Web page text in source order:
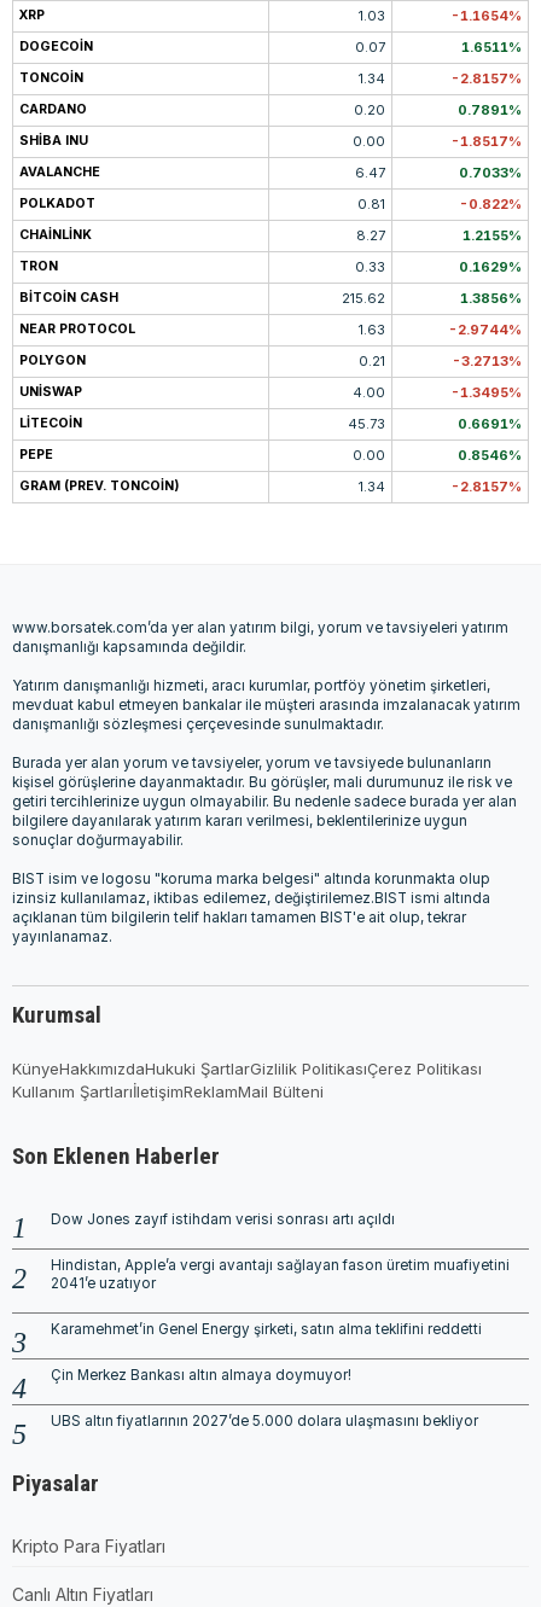
XRP 1.03 -1.1654%
DOGECOIN 0.07 1.6511%
TONCOIN 1.34 -2.8157%
CARDANO 0.20 0.7891%
SHIBA INU 0.00 -1.8517%
AVALANCHE 6.47 0.7033%
POLKADOT 0.81 -0.822%
CHAINLINK 8.27 1.2155%
TRON 0.33 0.1629%
BITCOIN CASH 215.62 1.3856%
NEAR PROTOCOL 1.63 -2.9744%
POLYGON 0.21 -3.2713%
UNISWAP 4.00 -1.3495%
LITECOIN 45.73 0.6691%
PEPE 0.00 0.8546%
GRAM (PREV. TONCOIN) 1.34 -2.8157%
www.borsatek.com’da yer alan yatırım bilgi, yorum ve tavsiyeleri yatırım
danışmanlığı kapsamında değildir.
Yatırım danışmanlığı hizmeti, aracı kurumlar, portföy yönetim şirketleri,
mevduat kabul etmeyen bankalar ile müşteri arasında imzalanacak yatırım
danışmanlığı sözleşmesi çerçevesinde sunulmaktadır.
Burada yer alan yorum ve tavsiyeler, yorum ve tavsiyede bulunanların
kişisel görüşlerine dayanmaktadır. Bu görüşler, mali durumunuz ile risk ve
getiri tercihlerinize uygun olmayabilir. Bu nedenle sadece burada yer alan
bilgilere dayanılarak yatırım kararı verilmesi, beklentilerinize uygun
sonuçlar doğurmayabilir.
BIST isim ve logosu "koruma marka belgesi" altında korunmakta olup
izinsiz kullanılamaz, iktibas edilemez, değiştirilemez.BIST ismi altında
açıklanan tüm bilgilerin telif hakları tamamen BIST'e ait olup, tekrar
yayınlanamaz.
Kurumsal
KünyeHakkımızdaHukuki ŞartlarGizlilik PolitikasıÇerez Politikası
Kullanım ŞartlarıİletişimReklamMail Bülteni
Son Eklenen Haberler
Dow Jones zayıf istihdam verisi sonrası artı açıldı
Hindistan, Apple’a vergi avantajı sağlayan fason üretim muafiyetini
2041’e uzatıyor
Karamehmet’in Genel Energy şirketi, satın alma teklifini reddetti
Çin Merkez Bankası altın almaya doymuyor!
UBS altın fiyatlarının 2027’de 5.000 dolara ulaşmasını bekliyor
Piyasalar
Kripto Para Fiyatları
Canlı Altın Fiyatları